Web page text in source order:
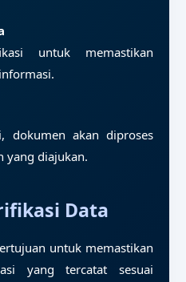
untuk memastikan
dokumen akan diproses
yang diajukan.
Data
untuk memastikan
yang tercatat sesuai